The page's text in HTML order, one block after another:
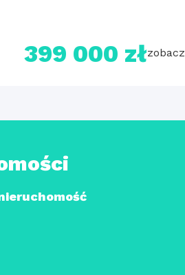
399 000 złzobacz